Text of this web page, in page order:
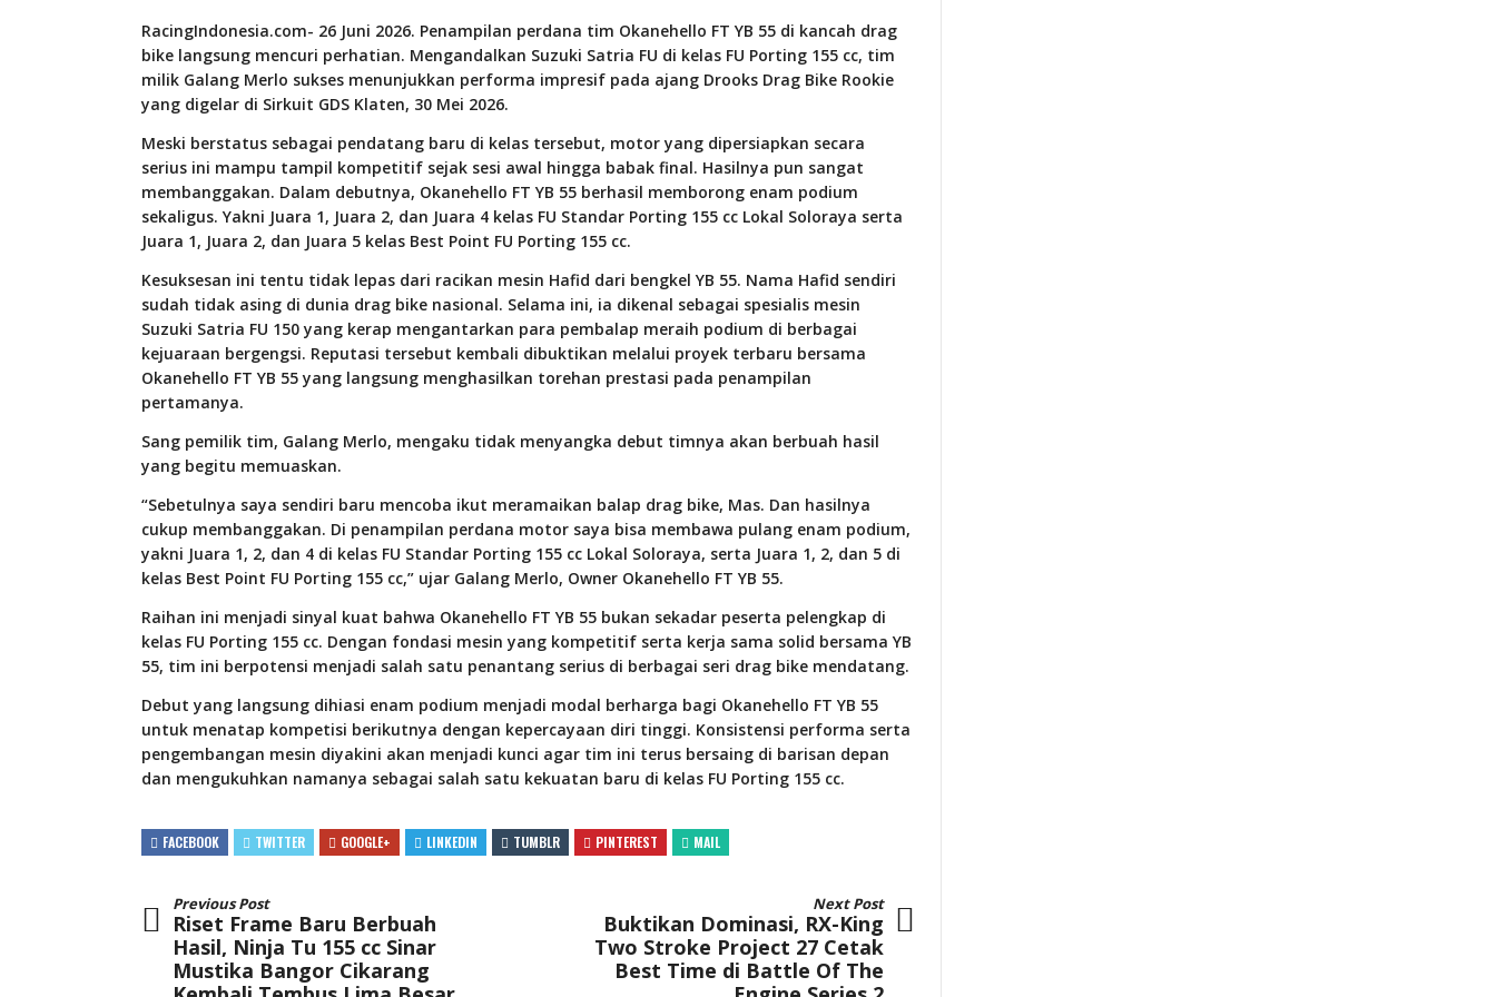
RacingIndonesia.com- 26 Juni 2026. Penampilan perdana tim Okanehello FT YB 55 di kancah drag
bike langsung mencuri perhatian. Mengandalkan Suzuki Satria FU di kelas FU Porting 155 cc, tim
milik Galang Merlo sukses menunjukkan performa impresif pada ajang Drooks Drag Bike Rookie
yang digelar di Sirkuit GDS Klaten, 30 Mei 2026.
Meski berstatus sebagai pendatang baru di kelas tersebut, motor yang dipersiapkan secara
serius ini mampu tampil kompetitif sejak sesi awal hingga babak final. Hasilnya pun sangat
membanggakan. Dalam debutnya, Okanehello FT YB 55 berhasil memborong enam podium
sekaligus. Yakni Juara 1, Juara 2, dan Juara 4 kelas FU Standar Porting 155 cc Lokal Soloraya serta
Juara 1, Juara 2, dan Juara 5 kelas Best Point FU Porting 155 cc.
Kesuksesan ini tentu tidak lepas dari racikan mesin Hafid dari bengkel YB 55. Nama Hafid sendiri
sudah tidak asing di dunia drag bike nasional. Selama ini, ia dikenal sebagai spesialis mesin
Suzuki Satria FU 150 yang kerap mengantarkan para pembalap meraih podium di berbagai
kejuaraan bergengsi. Reputasi tersebut kembali dibuktikan melalui proyek terbaru bersama
Okanehello FT YB 55 yang langsung menghasilkan torehan prestasi pada penampilan
pertamanya.
Sang pemilik tim, Galang Merlo, mengaku tidak menyangka debut timnya akan berbuah hasil
yang begitu memuaskan.
“Sebetulnya saya sendiri baru mencoba ikut meramaikan balap drag bike, Mas. Dan hasilnya
cukup membanggakan. Di penampilan perdana motor saya bisa membawa pulang enam podium,
yakni Juara 1, 2, dan 4 di kelas FU Standar Porting 155 cc Lokal Soloraya, serta Juara 1, 2, dan 5 di
kelas Best Point FU Porting 155 cc,” ujar Galang Merlo, Owner Okanehello FT YB 55.
Raihan ini menjadi sinyal kuat bahwa Okanehello FT YB 55 bukan sekadar peserta pelengkap di
kelas FU Porting 155 cc. Dengan fondasi mesin yang kompetitif serta kerja sama solid bersama YB
55, tim ini berpotensi menjadi salah satu penantang serius di berbagai seri drag bike mendatang.
Debut yang langsung dihiasi enam podium menjadi modal berharga bagi Okanehello FT YB 55
untuk menatap kompetisi berikutnya dengan kepercayaan diri tinggi. Konsistensi performa serta
pengembangan mesin diyakini akan menjadi kunci agar tim ini terus bersaing di barisan depan
dan mengukuhkan namanya sebagai salah satu kekuatan baru di kelas FU Porting 155 cc.
FACEBOOK TWITTER GOOGLE+ LINKEDIN TUMBLR PINTEREST MAIL
Previous Post
Riset Frame Baru Berbuah
Hasil, Ninja Tu 155 cc Sinar
Mustika Bangor Cikarang
Next Post
Buktikan Dominasi, RX-King
Two Stroke Project 27 Cetak
Best Time di Battle Of The